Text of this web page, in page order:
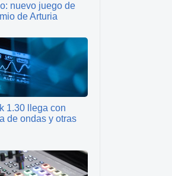
nuevo juego de
de Arturia
1.30 llega con
de ondas y otras